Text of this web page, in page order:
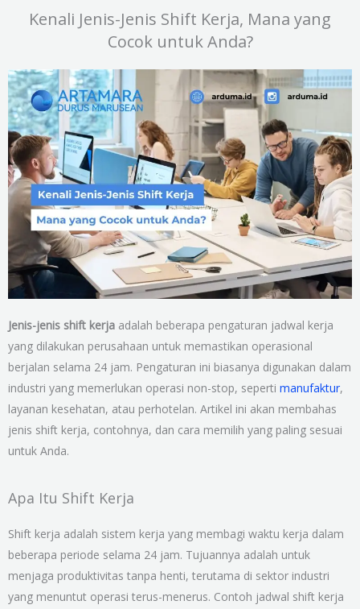
Kenali Jenis-Jenis Shift Kerja, Mana yang
Cocok untuk Anda?
Jenis-jenis shift kerja adalah beberapa pengaturan jadwal kerja
yang dilakukan perusahaan untuk memastikan operasional
berjalan selama 24 jam. Pengaturan ini biasanya digunakan dalam
industri yang memerlukan operasi non-stop, seperti manufaktur,
layanan kesehatan, atau perhotelan. Artikel ini akan membahas
jenis shift kerja, contohnya, dan cara memilih yang paling sesuai
untuk Anda.
Apa Itu Shift Kerja
Shift kerja adalah sistem kerja yang membagi waktu kerja dalam
beberapa periode selama 24 jam. Tujuannya adalah untuk
menjaga produktivitas tanpa henti, terutama di sektor industri
yang menuntut operasi terus-menerus. Contoh jadwal shift kerja